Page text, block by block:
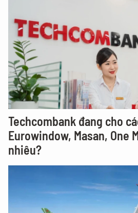
Techcombank đang cho
Eurowindow, Masan, One
nhiêu?